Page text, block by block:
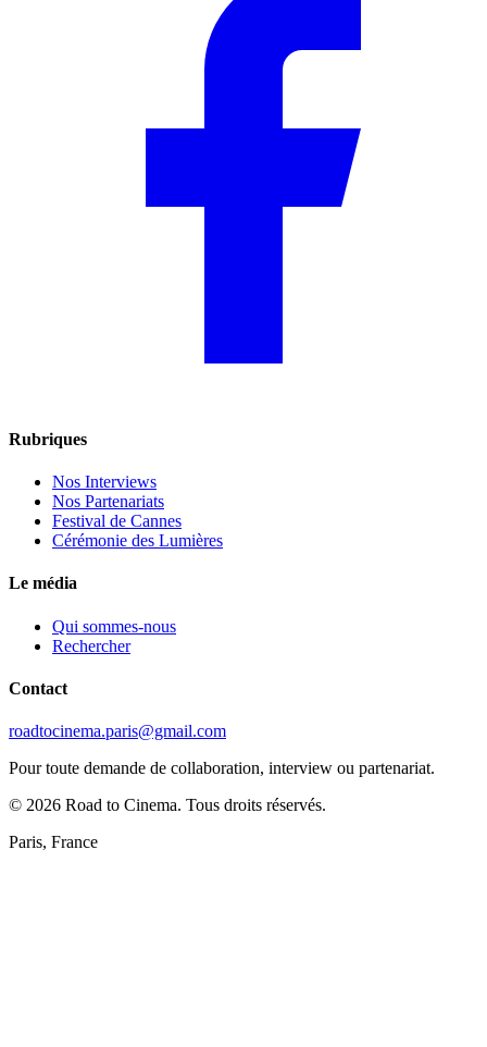
Rubriques
Nos Interviews
Nos Partenariats
Festival de Cannes
Cérémonie des Lumières
Le média
Qui sommes-nous
Rechercher
Contact
roadtocinema.paris@gmail.com
Pour toute demande de collaboration, interview ou partenariat.
© 2026 Road to Cinema. Tous droits réservés.
Paris, France